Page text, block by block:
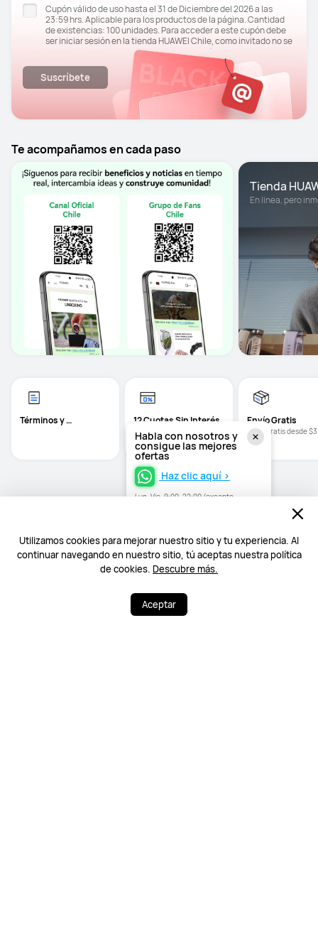
Utilizamos cookies para mejorar nuestro sitio y tu experiencia. Al
continuar navegando en nuestro sitio, tú aceptas nuestra política
de cookies. Descubre más.
Aceptar
Cupón válido de uso hasta el 31 de Diciembre del 2026 a las
23:59 hrs. Aplicable para los productos de la página. Cantidad
de existencias: 100 unidades. Para acceder a este cupón debe
ser iniciar sesión en la tienda HUAWEI Chile, como invitado no se
debe ser acceder a la venta. Consultar a
Términos y
opcionespara mayor información.
Puedes darte de baja en cualquier momento haciendo clic en el
enlace "Cancelar suscripción" en la parte inferior del correo
electrónico recibido o He leído y acepto el documento
Publicidad y Finalidades adicionales.
desea desactivar esta función, haga clic en el siguiente
Suscríbete
Te acompañamos en cada paso
Tienda
En línea, pero
Términos y
12 Cuotas Sin Interés
Hasta 12 cuotas sin interés
con Mercado Pago
Envío gratis desde
Habla con nosotros y
consigue las mejores
ofertas
Haz clic aquí >
Lun–Vie, 9:00–22:00 (excepto
HUAWEI Chile - Tienda Oficial HUAWEI Store